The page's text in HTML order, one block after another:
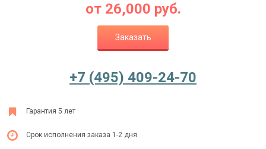
Ежедневно с 08:00 до 24:00
от 26,000 руб.
Заказать
+7 (495) 409-24-70
Гарантия 5 лет
Срок исполнения заказа 1-2 дня